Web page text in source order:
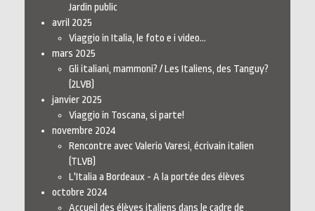
Jardin public
avril 2025
Viaggio in Italia, le foto e i video...
mars 2025
Gli italiani, mammoni? / Les Italiens, des Tanguy?
(2LVB)
janvier 2025
Viaggio in Toscana, si parte!
novembre 2024
Rencontre avec Valerio Varesi, écrivain italien
(TLVB)
L'Italia a Bordeaux - A la portée des élèves
octobre 2024
Accueil des élèves italiens dans le cadre de